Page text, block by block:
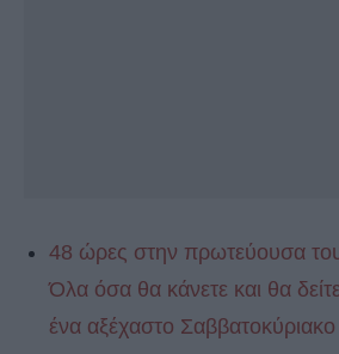
48 ώρες στην πρωτεύουσα του
Όλα όσα θα κάνετε και θα
ένα αξέχαστο Σαββατοκύριακο